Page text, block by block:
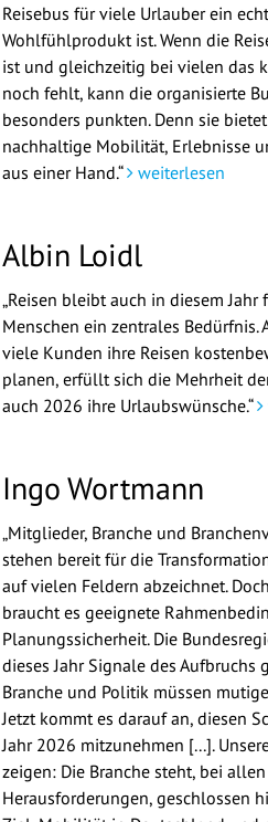
Reisebus für viele Urlauber ein
Wohlfühlprodukt ist. Wenn die
ist und gleichzeitig bei vielen das
noch fehlt, kann die organisierte
besonders punkten. Denn sie
nachhaltige Mobilität, Erlebnisse
aus einer Hand.“ weiterlesen
Albin Loidl
„Reisen bleibt auch in diesem Jahr
Menschen ein zentrales Bedürfnis.
viele Kunden ihre Reisen
planen, erfüllt sich die Mehrheit
auch 2026 ihre Urlaubswünsche.“
Ingo Wortmann
„Mitglieder, Branche und
stehen bereit für die
auf vielen Feldern abzeichnet.
braucht es geeignete
Planungssicherheit. Die
dieses Jahr Signale des Aufbruchs
Branche und Politik müssen
Jetzt kommt es darauf an, diesen
Jahr 2026 mitzunehmen [...].
zeigen: Die Branche steht, bei allen
Herausforderungen, geschlossen